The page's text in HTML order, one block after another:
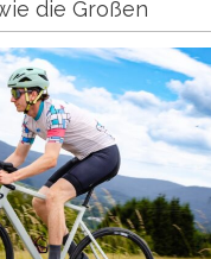
die Großen